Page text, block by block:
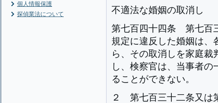
個人情報保護
探偵業法について
不適法な婚姻の取消し
第七百四十四条 第七百
規定に違反した婚姻は、
ら、その取消しを家庭
し、検察官は、当事者
ることができない。
２ 第七百三十二条又は